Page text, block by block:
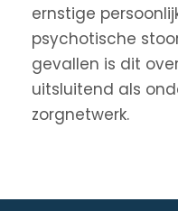
ernstige
psychotische
gevallen is dit
uitsluitend als
zorgnetwerk.